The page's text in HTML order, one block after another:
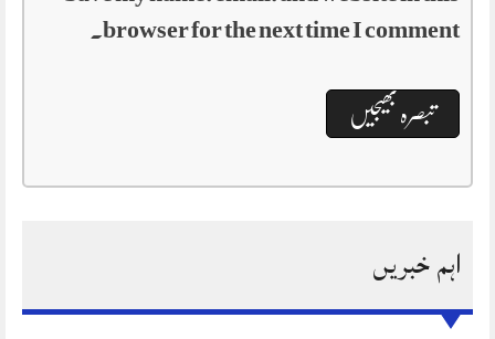
browser for the next time I comment.
اہم خبریں